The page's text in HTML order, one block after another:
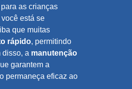
as crianças
está se
que muitas
rápido, permitindo
disso, a manutenção
garantem a
permaneça eficaz ao